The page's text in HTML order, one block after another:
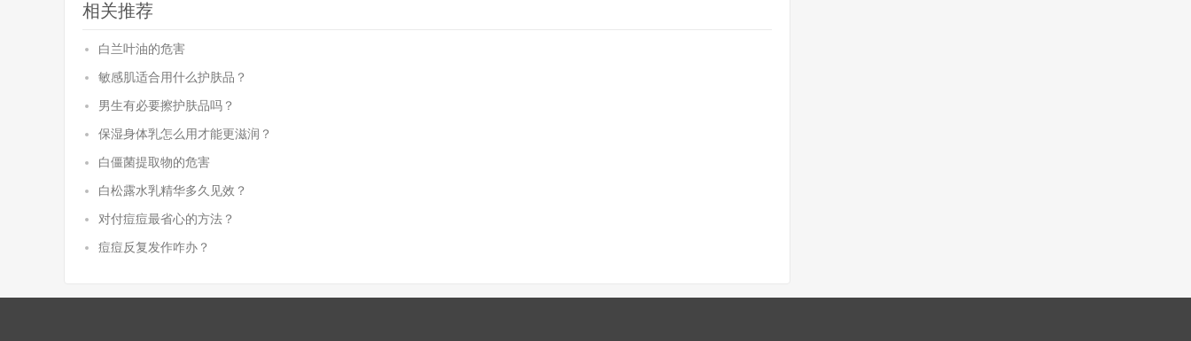
相关推荐
白兰叶油的危害
敏感肌适合用什么护肤品？
男生有必要擦护肤品吗？
保湿身体乳怎么用才能更滋润？
白僵菌提取物的危害
白松露水乳精华多久见效？
对付痘痘最省心的方法？
痘痘反复发作咋办？